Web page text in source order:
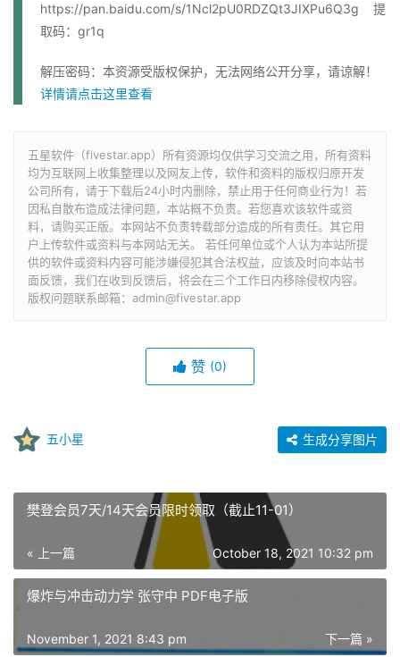
https://pan.baidu.com/s/1Ncl2pU0RDZQt3JIXPu6Q3g 提
取码：gr1q
解压密码：本资源受版权保护，无法网络公开分享，请谅解！
详情请点击这里查看
五星软件（fivestar.app）所有资源均仅供学习交流之用，所有资料
均为互联网上收集整理以及网友上传，软件和资料的版权归原开发
公司所有，请于下载后24小时内删除，禁止用于任何商业行为！若
因私自散布造成法律问题，本站概不负责。若您喜欢该软件或资
料，请购买正版。本网站不负责转载部分造成的所有责任。其它用
户上传软件或资料与本网站无关。 若任何单位或个人认为本站所提
供的软件或资料内容可能涉嫌侵犯其合法权益，应该及时向本站书
面反馈，我们在收到反馈后，将会在三个工作日内移除侵权内容。
版权问题联系邮箱：admin@fivestar.app
赞 (0)
五小星 生成分享图片
樊登会员7天/14天会员限时领取（截止11-01）
« 上一篇 October 18, 2021 10:32 pm
爆炸与冲击动力学 张守中 PDF电子版
下一篇 »
November 1, 2021 8:43 pm